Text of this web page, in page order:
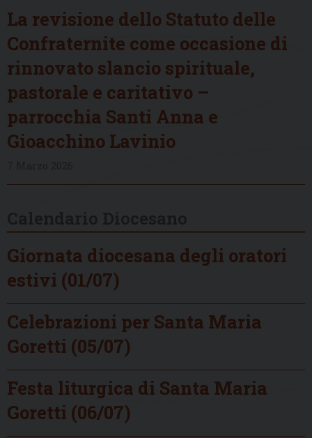
La revisione dello Statuto delle
Confraternite come occasione di
rinnovato slancio spirituale,
pastorale e caritativo –
parrocchia Santi Anna e
Gioacchino Lavinio
Giornata diocesana degli oratori
estivi (01/07)
Celebrazioni per Santa Maria
Goretti (05/07)
Festa liturgica di Santa Maria
Goretti (06/07)